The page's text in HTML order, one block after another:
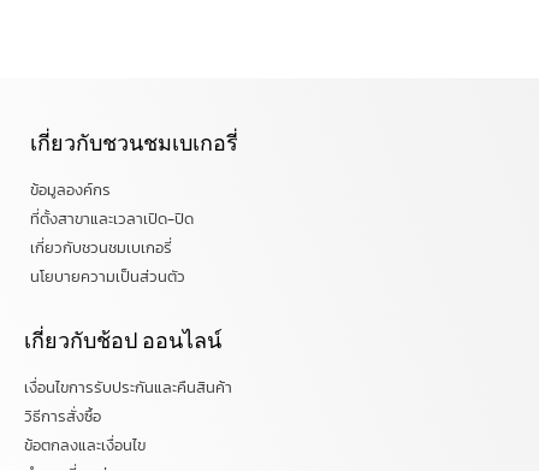
เกี่ยวกับชวนชมเบเกอรี่
ข้อมูลองค์กร
ที่ตั้งสาขาและเวลาเปิด-ปิด
เกี่ยวกับชวนชมเบเกอรี่
นโยบายความเป็นส่วนตัว
เกี่ยวกับช้อป ออนไลน์
เงื่อนไขการรับประกันและคืนสินค้า
วิธีการสั่งซื้อ
ข้อตกลงและเงื่อนไข